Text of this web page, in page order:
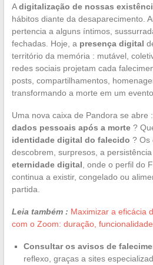
Adigitalização de nossas
hábitos diante da desaparecimento.
pertencia a alguns íntimos,
fechadas. Hoje, a presença digital
território da memória : mutável,
redes sociais projetam cada
posts, compartilhamentos,
transformando a morte em um
Uma nova caixa de Pandora se abre
dados pessoais após a morte?
identidade digital do falecido ? Os
descobrem, surpresos, a
eternidade digital , onde o perfil do
continua a existir, congelado ou
partida.
Leia também : Maximizar a eficácia
com o Zoom: duração,
Consultar os avisos de
reflexo, graças a sites